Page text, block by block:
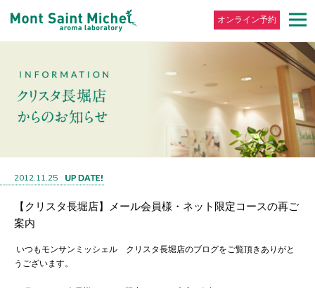
オンライン予約
2012.11.25
【クリスタ長堀店】メール会員様・ネット限定コースの再ご
案内
いつもモンサンミッシェル クリスタ長堀店のブログをご覧頂きありがと
うございます。